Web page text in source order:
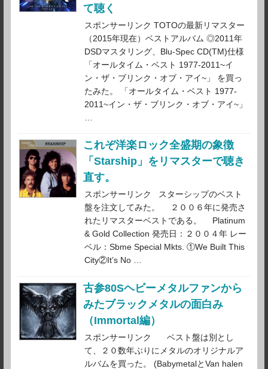
て聴く
スポンサーリンク TOTOの最新リマスター
（2015年現在）ベストアルバム ◎2011年
DSDマスタリング、Blu-Spec CD(TM)仕様
「オールタイム・ベスト 1977-2011~イ
ン・ザ・ブリンク・オブ・アイ~」 を買っ
たみた。 「オールタイム・ベスト 1977-
2011~イン・ザ・ブリンク・オブ・アイ~」
これぞ洋楽ロック全盛期の象徴
「Starship」をリマスターで聴き
直す。
スポンサーリンク スターシップのベスト
盤を注文してみた。 ２００６年に発売さ
れたリマスターベストである。 Platinum
& Gold Collection 発売日：２００４年 レー
ベル：Sbme Special Mkts. ①We Built This
City②It’s No …
古参80Sヘビーメタルファンから
みたブラックメタルの面白み
（Immortal編）
スポンサーリンク ベスト盤は別とし
て、２０数年ぶりにメタルのオリジナルア
ルバムを買った。 (BabymetalとVan halen